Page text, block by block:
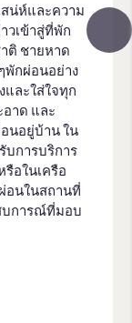
สน่ห์และความ
วเข้าสู่ที่พัก
ติ ชายหาด
พักผ่อนอย่าง
และใส่ใจทุก
อาด และ
นอยู่บ้าน ใน
บการบริการ
อในเครือ
อนในสถานที่
บการณ์ที่มอบ